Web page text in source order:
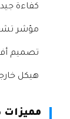
كفاءة
مؤشر
تصميم
هيكل
مميزات